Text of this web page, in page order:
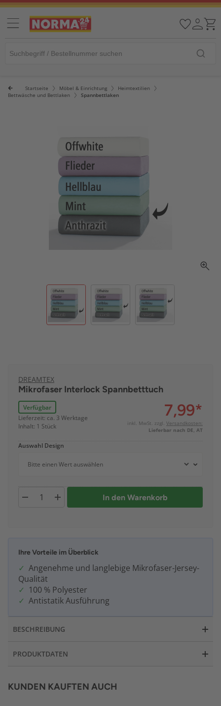
Startseite Möbel & Einrichtung
Heimtextilien
Bettwäsche und Bettlaken
Spannbettlaken
DREAMTEX
Mikrofaser Interlock Spannbetttuch
Verfügbar
Lieferzeit: ca. 3 Werktage
Inhalt: 1 Stück
7,99*
inkl. MwSt. zzgl. Versandkosten:
Lieferbar nach DE, AT
Auswahl Design
In den Warenkorb
Ihre Vorteile im Überblick
Angenehme und langlebige Mikrofaser-Jersey-
Qualität
100 % Polyester
Antistatik Ausführung
BESCHREIBUNG
PRODUKTDATEN
KUNDEN KAUFTEN AUCH